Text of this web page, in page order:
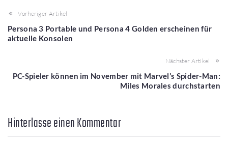
Vorheriger Artikel
Persona 3 Portable und Persona 4 Golden erscheinen für
aktuelle Konsolen
Nächster Artikel
PC-Spieler können im November mit Marvel’s Spider-Man:
Miles Morales durchstarten
Hinterlasse einen Kommentar